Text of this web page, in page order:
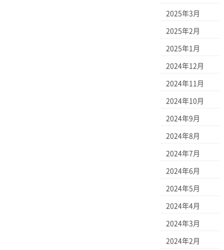
2025年3月
2025年2月
2025年1月
2024年12月
2024年11月
2024年10月
2024年9月
2024年8月
2024年7月
2024年6月
2024年5月
2024年4月
2024年3月
2024年2月